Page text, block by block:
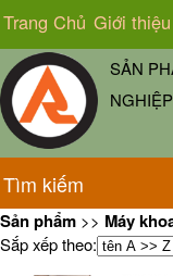
Trang Chủ Giới thiệu
SẢN
Tìm kiếm
Sản phẩm >> Máy
Sắp xếp theo: